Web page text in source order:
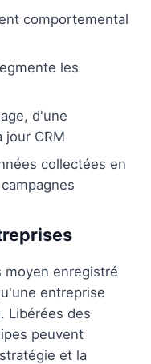
comportemental
les
d'une
jour CRM
collectées en
enregistré
entreprise
Libérées des
peuvent
et la